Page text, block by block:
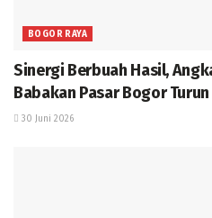
BOGOR RAYA
Sinergi Berbuah Hasil,
Babakan Pasar Bogor
30 Juni 2026